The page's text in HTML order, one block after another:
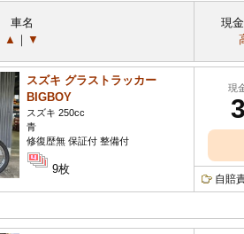
車名
▲ ｜ ▼
現
スズキ グラストラッカー
BIGBOY
スズキ 250cc
青
修復歴無 保証付 整備付
9枚
現
自賠